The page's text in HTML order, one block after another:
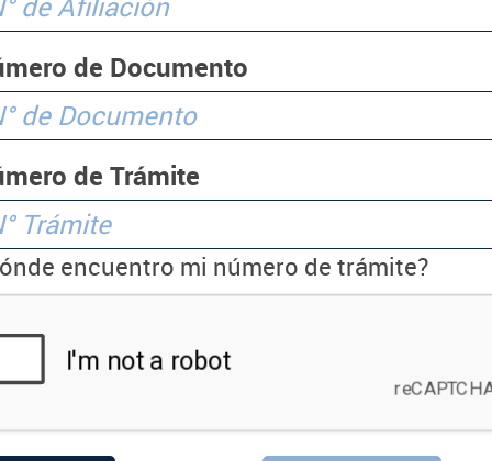
de Documento
de Trámite
encuentro mi número de trámite?